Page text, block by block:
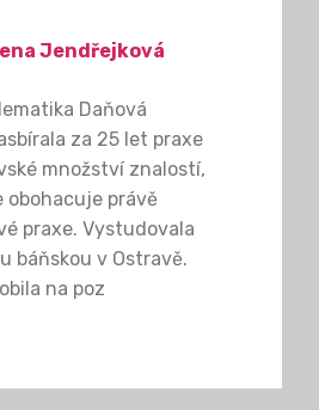
Jendřejková
Daňová
za 25 let praxe
množství znalostí,
obohacuje právě
praxe. Vystudovala
báňskou v Ostravě.
na poz